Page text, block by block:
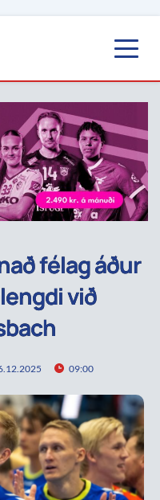
félag áður
við
09:00